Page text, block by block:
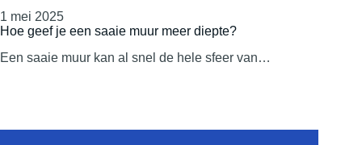
1 mei 2025
Hoe geef je een saaie muur meer diepte?
Een saaie muur kan al snel de hele sfeer van…